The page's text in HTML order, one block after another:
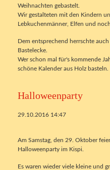
Weihnachten gebastelt.
Wir gestalteten mit den Kindern
Lebkuchenmänner, Elfen und
Dem entsprechend herrschte
Bastelecke.
Wer schon mal für's kommende
schöne Kalender aus Holz basteln.
Halloweenparty
29.10.2016 14:47
Am Samstag, den 29. Oktober
Halloweenparty im Kispi.
Es waren wieder viele kleine und